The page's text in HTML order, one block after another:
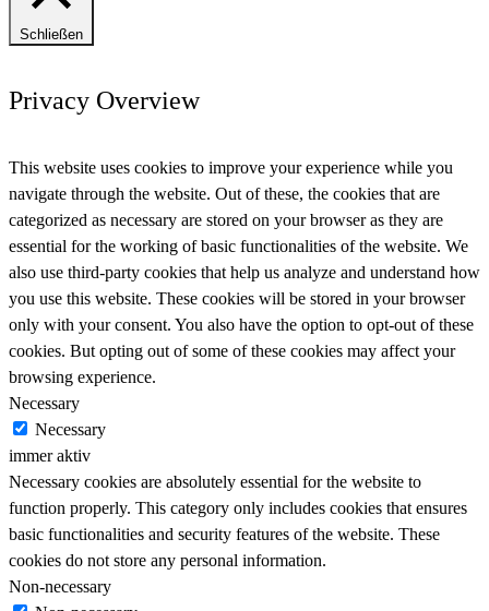
Schließen
Privacy Overview
This website uses cookies to improve your experience while you
navigate through the website. Out of these, the cookies that are
categorized as necessary are stored on your browser as they are
essential for the working of basic functionalities of the website. We
also use third-party cookies that help us analyze and understand how
you use this website. These cookies will be stored in your browser
only with your consent. You also have the option to opt-out of these
cookies. But opting out of some of these cookies may affect your
browsing experience.
Necessary
Necessary
immer aktiv
Necessary cookies are absolutely essential for the website to
function properly. This category only includes cookies that ensures
basic functionalities and security features of the website. These
cookies do not store any personal information.
Non-necessary